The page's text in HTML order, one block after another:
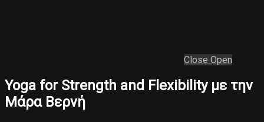
Close Open
Yoga for Strength and Flexibility με την
Μάρα Βερνή